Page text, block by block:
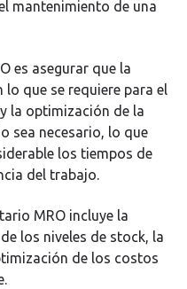
mantenimiento de una
es asegurar que la
que se requiere para el
la optimización de la
sea necesario, lo que
los tiempos de
del trabajo.
MRO incluye la
los niveles de stock, la
de los costos